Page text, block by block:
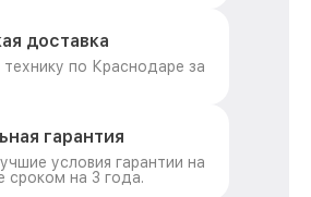
доставка
по Краснодаре за
гарантия
условия гарантии на
сроком на 3 года.